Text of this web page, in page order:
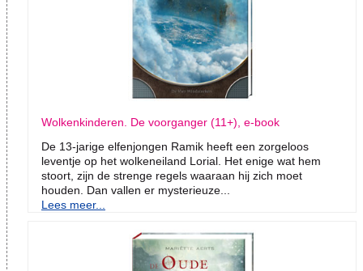
Wolkenkinderen. De voorganger (11+), e-book
De 13-jarige elfenjongen Ramik heeft een zorgeloos
leventje op het wolkeneiland Lorial. Het enige wat hem
stoort, zijn de strenge regels waaraan hij zich moet
houden. Dan vallen er mysterieuze...
Lees meer...